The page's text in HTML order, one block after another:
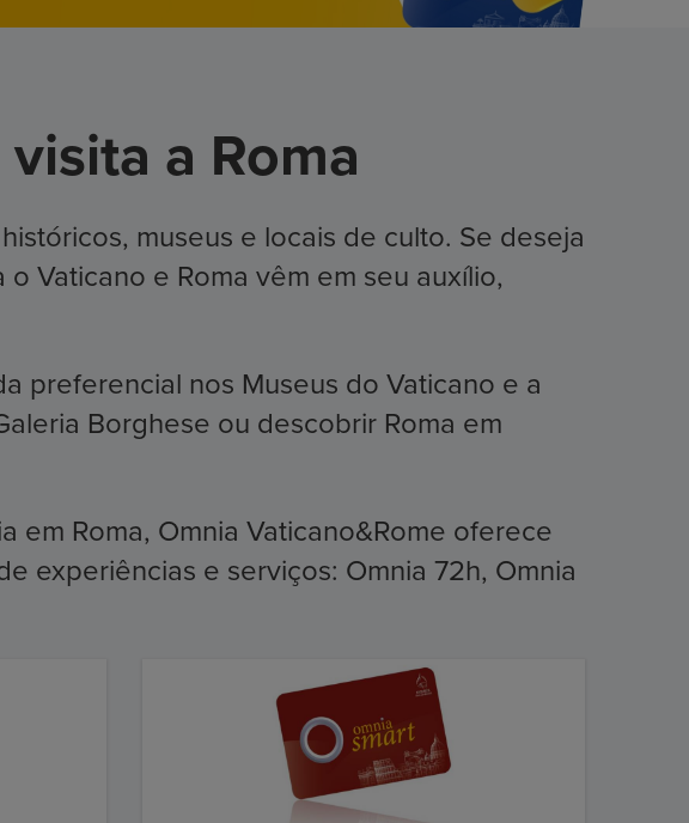
a Roma
museus e locais de culto. Se deseja
Vaticano e Roma vêm em seu auxílio,
preferencial nos Museus do Vaticano e a
Borghese ou descobrir Roma em
Roma, Omnia Vaticano&Rome oferece
experiências e serviços: Omnia 72h, Omnia